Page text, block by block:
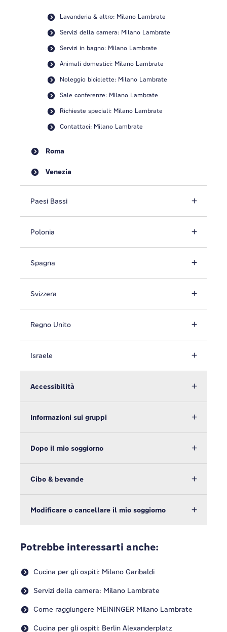
Lavanderia & altro: Milano Lambrate
Servizi della camera: Milano Lambrate
Servizi in bagno: Milano Lambrate
Animali domestici: Milano Lambrate
Noleggio biciclette: Milano Lambrate
Sale conferenze: Milano Lambrate
Richieste speciali: Milano Lambrate
Contattaci: Milano Lambrate
Roma
Venezia
Paesi Bassi
Polonia
Spagna
Svizzera
Regno Unito
Israele
Accessibilità
Informazioni sui gruppi
Dopo il mio soggiorno
Cibo & bevande
Modificare o cancellare il mio soggiorno
Potrebbe interessarti anche:
Cucina per gli ospiti: Milano Garibaldi
Servizi della camera: Milano Lambrate
Come raggiungere MEININGER Milano Lambrate
Cucina per gli ospiti: Berlin Alexanderplatz